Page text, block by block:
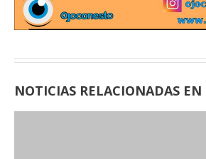
NOTICIAS RELACIONADAS EN